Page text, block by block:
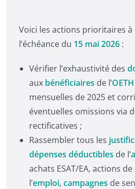
Voici les actions prioritaires à
l’échéance du 15 mai 2026 :
Vérifier l’exhaustivité des
aux bénéficiaires de l’OETH
mensuelles de 2025 et
éventuelles omissions via
rectificatives ;
Rassembler tous les
dépenses déductibles de l’
achats ESAT/EA, actions
l’emploi, campagnes de